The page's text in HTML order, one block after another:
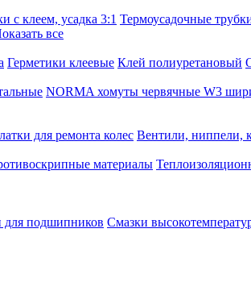
с клеем, усадка 3:1 Термоусадочные
все
Герметики клеевые Клей полиуретановый
NORMA хомуты червячные W3
для ремонта колес Вентили, ниппели,
материалы
для подшипников Смазки